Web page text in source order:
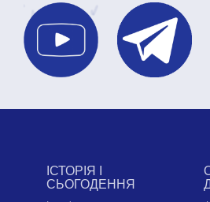
ІСТОРІЯ І
СЬОГОДЕННЯ